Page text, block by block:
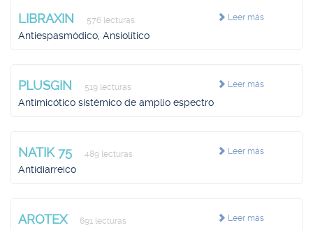
Leer más
LIBRAXIN 576 lecturas
Antiespasmódico, Ansiolítico
Leer más
PLUSGIN 519 lecturas
Antimicótico sistémico de amplio espectro
Leer más
NATIK 75 489 lecturas
Antidiarreico
Leer más
AROTEX 691 lecturas